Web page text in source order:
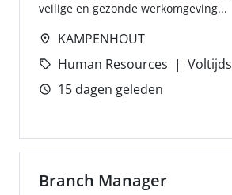
veilige en gezonde werkomgeving...
KAMPENHOUT
Human Resources
Voltijds
15 dagen geleden
Branch Manager